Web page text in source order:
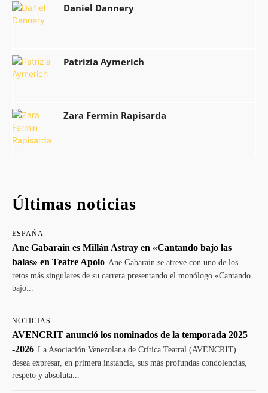
Daniel Dannery
Patrizia Aymerich
Zara Fermin Rapisarda
Últimas noticias
ESPAÑA
Ane Gabarain es Millán Astray en «Cantando bajo las
balas» en Teatre Apolo Ane Gabarain se atreve con uno de los
retos más singulares de su carrera presentando el monólogo «Cantando
bajo...
NOTICIAS
AVENCRIT anunció los nominados de la temporada 2025
-2026 La Asociación Venezolana de Crítica Teatral (AVENCRIT)
desea expresar, en primera instancia, sus más profundas condolencias,
respeto y absoluta...